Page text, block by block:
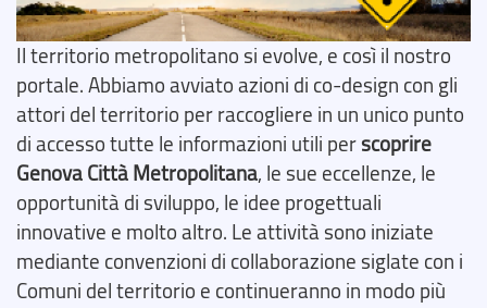
Il territorio metropolitano si evolve, e così il nostro
portale. Abbiamo avviato azioni di co-design con gli
attori del territorio per raccogliere in un unico punto
di accesso tutte le informazioni utili perscoprire
Genova Città Metropolitana, le sue eccellenze, le
opportunità di sviluppo, le idee progettuali
innovative e molto altro. Le attività sono iniziate
mediante convenzioni di collaborazione siglate con i
Comuni del territorio e continueranno in modo più